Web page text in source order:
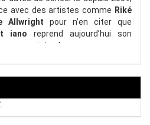
avec des artistes comme Riké
Allwright pour n’en citer que
iano reprend aujourd’hui son
son projet solo.
véritable homme de scène,
et sa guitare (elle aussi
à respirer et vivre sa musique
swingue et qui pulse et où se